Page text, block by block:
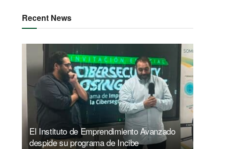
Recent News
El Instituto de Emprendimiento Avanzado
despide su programa de Incibe